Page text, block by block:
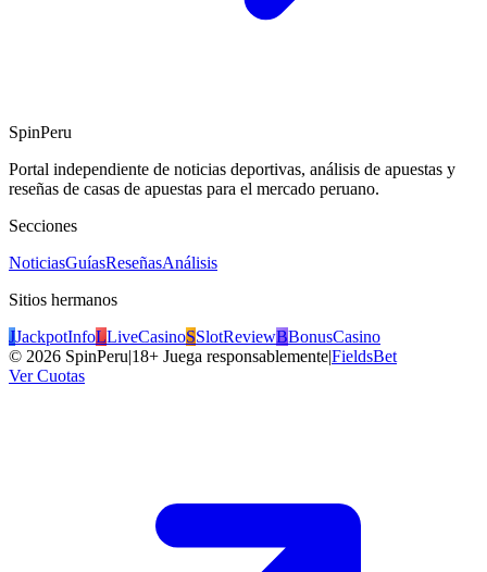
SpinPeru
Portal independiente de noticias deportivas, análisis de apuestas y
reseñas de casas de apuestas para el mercado peruano.
Secciones
NoticiasGuíasReseñasAnálisis
Sitios hermanos
JJackpotInfoLLiveCasinoSSlotReviewBBonusCasino
© 2026 SpinPeru|18+ Juega responsablemente|FieldsBet
Ver Cuotas